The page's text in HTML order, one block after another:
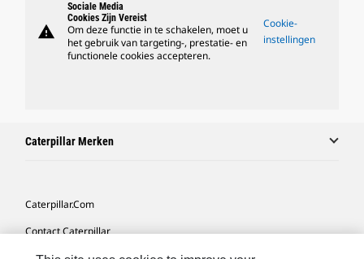
warning
Sociale Media
Cookies Zijn Vereist
Om deze functie in te schakelen, moet u
het gebruik van targeting-, prestatie- en
functionele cookies accepteren.
Cookie-
instellingen
Caterpillar Merken
Caterpillar.com
Contact Caterpillar